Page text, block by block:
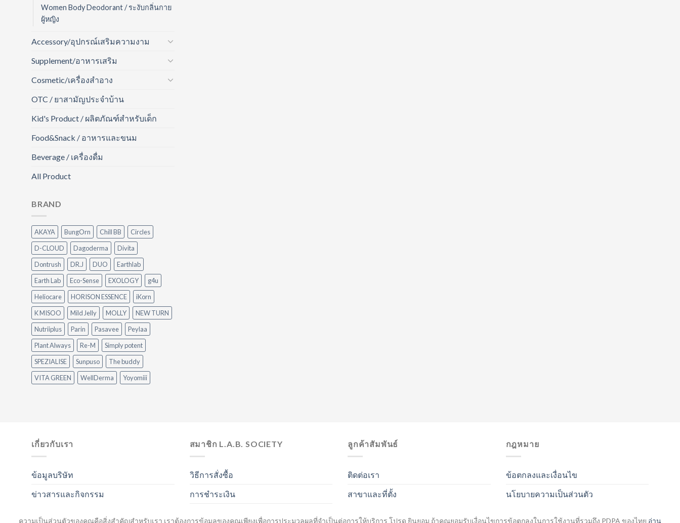
ความเป็นส่วนตัวของคุณคือสิ่งสำคัญสำหรับเรา เราต้องการข้อมูลของคุณเพียงเพื่อการประมวลผลที่จำเป็นต่อการให้บริการ โปรด ยินยอม ถ้าคุณยอมรับเงื่อนไขการข้อตกลงในการใช้งานที่รวมถึง PDPA ของไทย อ่าน
Women Body Deodorant / ระงับกลิ่นกาย
ผู้หญิง
Accessory/อุปกรณ์เสริมความงาม
Supplement/อาหารเสริม
Cosmetic/เครื่องสำอาง
OTC / ยาสามัญประจำบ้าน
Kid's Product / ผลิตภัณฑ์สำหรับเด็ก
Food&Snack / อาหารและขนม
Beverage / เครื่องดื่ม
All Product
BRAND
AKAYA BungOrn Chill BB
Circles
D-CLOUD
Dagoderma
Divita
Dontrush
DR.J DUO
Earthlab
Earth Lab
Eco-Sense EXOLOGY
g4u
Heliocare
HORISON ESSENCE
iKorn
K MISOO
Mild Jelly MOLLY
NEW TURN
Nutriiplus
Parin Pasavee
Peylaa
Plant Always
Re-M
Simply potent
SPEZIALISE
Sunpuso
The buddy
VITA GREEN
WellDerma Yoyomiii
เกี่ยวกับเรา
ข้อมูลบริษัท
ข่าวสารและกิจกรรม
สมาชิก L.A.B. SOCIETY
วิธีการสั่งซื้อ
การชำระเงิน
ลูกค้าสัมพันธ์
ติดต่อเรา
สาขาและที่ตั้ง
กฎหมาย
ข้อตกลงและเงื่อนไข
นโยบายความเป็นส่วนตัว